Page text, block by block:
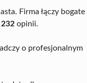
Firma łączy bogate
232 opinii.
o profesjonalnym